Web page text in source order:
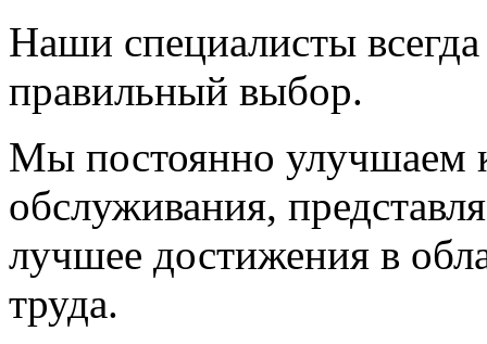
Наши специалисты
правильный выбор.
Мы постоянно улучшаем
обслуживания,
лучшее достижения в
труда.